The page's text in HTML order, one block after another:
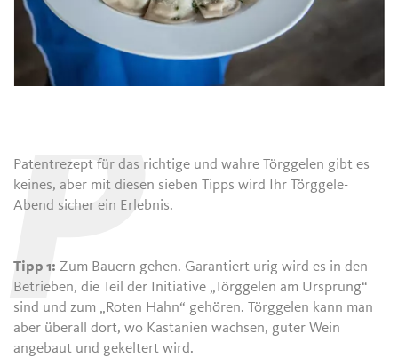
P
Patentrezept für das richtige und wahre Törggelen gibt es
keines, aber mit diesen sieben Tipps wird Ihr Törggele-
Abend sicher ein Erlebnis.
Tipp 1: Zum Bauern gehen. Garantiert urig wird es in den
Betrieben, die Teil der Initiative „Törggelen am Ursprung“
sind und zum „Roten Hahn“ gehören. Törggelen kann man
aber überall dort, wo Kastanien wachsen, guter Wein
angebaut und gekeltert wird.